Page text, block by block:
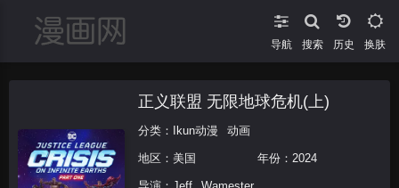
导航 搜索 换肤
正义联盟 无限地球危机(上)
分类： Ikun动漫 动画
地区： 美国 年份： 2024